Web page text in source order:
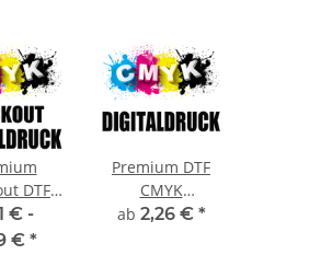
DTF
€ -
€ *
Premium DTF
CMYK
Digitaldruck
ab 2,26 € *